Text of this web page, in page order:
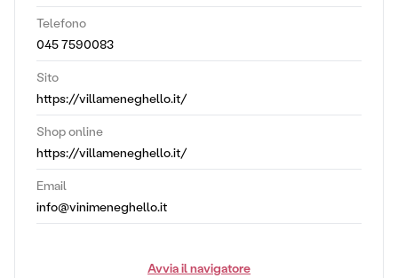
Telefono
045 7590083
Sito
https://villameneghello.it/
Shop online
https://villameneghello.it/
Email
info@vinimeneghello.it
Avvia il navigatore